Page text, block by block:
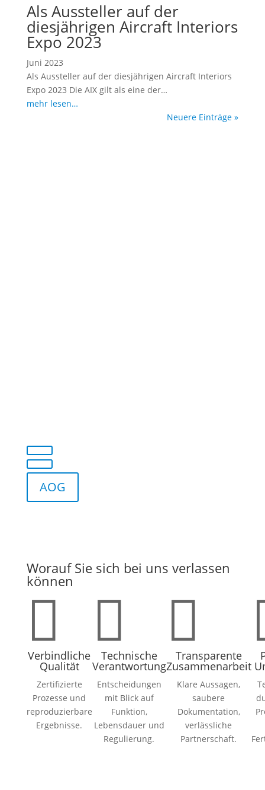
Als Aussteller auf der
diesjährigen Aircraft Interiors
Expo 2023
Juni 2023
Als Aussteller auf der diesjährigen Aircraft Interiors
Expo 2023 Die AIX gilt als eine der…
mehr lesen…
Neuere Einträge »
AOG
Worauf Sie sich bei uns verlassen
können

Verbindliche
Qualität
Zertifizierte
Prozesse und
reproduzierbare
Ergebnisse.

Technische
Verantwortung
Entscheidungen
mit Blick auf
Funktion,
Lebensdauer und
Regulierung.

Transparente
Zusammenarbeit
Klare Aussagen,
saubere
Dokumentation,
verlässliche
Partnerschaft.